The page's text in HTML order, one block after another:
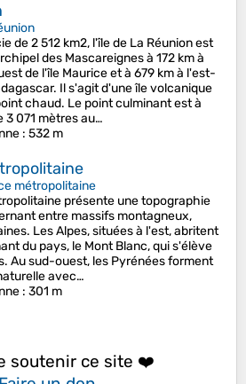
de 2 512 km2, l'île de La Réunion est
des Mascareignes à 172 km à
de l'île Maurice et à 679 km à l'est-
Il s'agit d'une île volcanique
chaud. Le point culminant est à
3 071 mètres au…
: 532 m
métropolitaine
présente une topographie
entre massifs montagneux,
Les Alpes, situées à l'est, abritent
du pays, le Mont Blanc, qui s'élève
Au sud-ouest, les Pyrénées forment
avec…
: 301 m
soutenir ce site ❤️